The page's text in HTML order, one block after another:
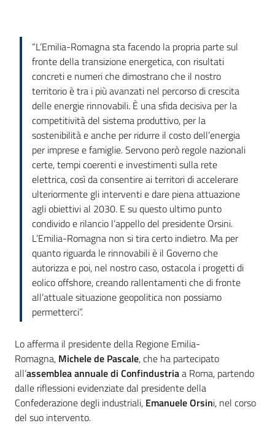
Introduzione
“L’Emilia-Romagna sta facendo la propria parte sul
fronte della transizione energetica, con risultati
concreti e numeri che dimostrano che il nostro
territorio è tra i più avanzati nel percorso di crescita
delle energie rinnovabili. È una sfida decisiva per la
competitività del sistema produttivo, per la
sostenibilità e anche per ridurre il costo dell’energia
per imprese e famiglie. Servono però regole nazionali
certe, tempi coerenti e investimenti sulla rete
elettrica, così da consentire ai territori di accelerare
ulteriormente gli interventi e dare piena attuazione
agli obiettivi al 2030. E su questo ultimo punto
condivido e rilancio l’appello del presidente Orsini.
L’Emilia-Romagna non si tira certo indietro. Ma per
quanto riguarda le rinnovabili è il Governo che
autorizza e poi, nel nostro caso, ostacola i progetti di
eolico offshore, creando rallentamenti che di fronte
all’attuale situazione geopolitica non possiamo
permetterci”.
Lo afferma il presidente della Regione Emilia-
Romagna, Michele de Pascale, che ha partecipato
all’assemblea annuale di Confindustriaa Roma, partendo
dalle riflessioni evidenziate dal presidente della
Confederazione degli industriali, Emanuele Orsini, nel corso
del suo intervento.